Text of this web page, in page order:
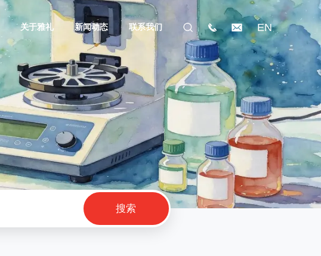
关于雅礼 新闻动态 联系我们 EN
搜索